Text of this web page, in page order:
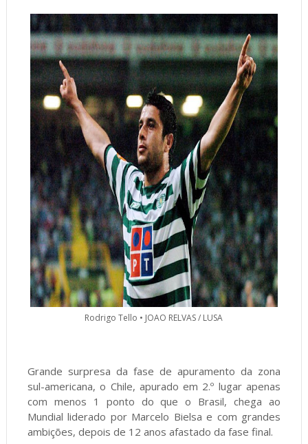
Rodrigo Tello • JOAO RELVAS / LUSA
Grande surpresa da fase de apuramento da zona
sul-americana, o Chile, apurado em 2.º lugar apenas
com menos 1 ponto do que o Brasil, chega ao
Mundial liderado por Marcelo Bielsa e com grandes
ambições, depois de 12 anos afastado da fase final.